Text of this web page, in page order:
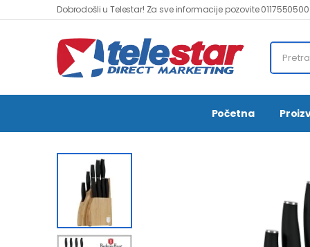
Dobrodošli u Telestar! Za sve informacije pozovite 0117550500
Početna